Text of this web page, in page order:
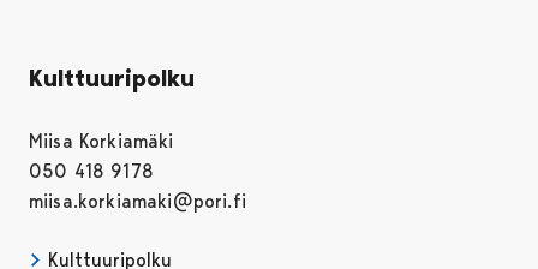
Kulttuuripolku
Miisa Korkiamäki
050 418 9178
miisa.korkiamaki@pori.fi
Kulttuuripolku